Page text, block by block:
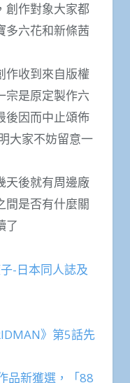
創作對象大家都
多六花和新條茜
作收到來自版權
宗是原定製作六
後因而中止頌佈
大家不妨留意一
天後就有周邊廠
間是否有什麼關
了
-日本同人誌及
》第5話先
品新獲選，「88